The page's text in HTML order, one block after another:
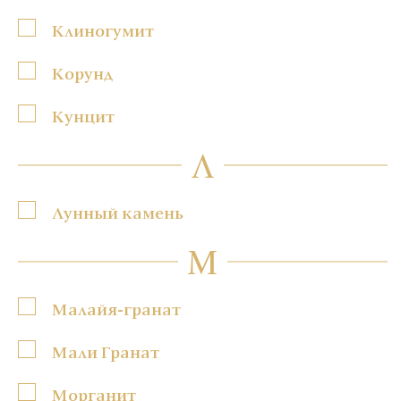
Клиногумит
Корунд
Кунцит
Л
Лунный камень
М
Малайя-гранат
Мали Гранат
Морганит